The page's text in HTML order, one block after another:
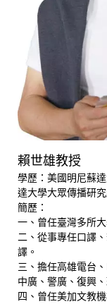
賴世雄教授
學歷：美國明尼蘇
達大學大眾傳播研
簡歷：
一、曾任臺灣多所
二、從事專任口譯
譯。
三、擔任高雄電台
中廣、警廣、復興
四、曾任美加文教